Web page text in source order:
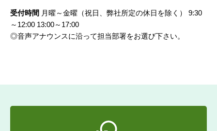
受付時間 月曜～金曜（祝日、弊社所定の休日を除く） 9:30
～12:00 13:00～17:00
◎音声アナウンスに沿って担当部署をお選び下さい。